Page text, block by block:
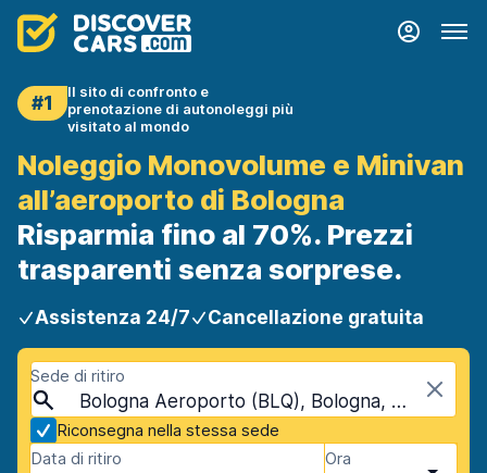
#1
Il sito di confronto e
prenotazione di autonoleggi più
visitato al mondo
Noleggio Monovolume e Minivan
all’aeroporto di Bologna
Risparmia fino al 70%. Prezzi
trasparenti senza sorprese.
Assistenza 24/7 Cancellazione gratuita
Sede di ritiro
Bologna Aeroporto (BLQ), Bologna, Italia
Riconsegna nella stessa sede
Data di ritiro
Ora